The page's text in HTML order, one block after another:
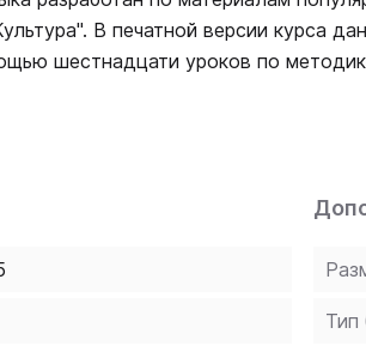
В печатной версии курса
шестнадцати уроков по
их на практике и довести до
грамматические правила, и
общаться на немецком языке. Начните
Тип